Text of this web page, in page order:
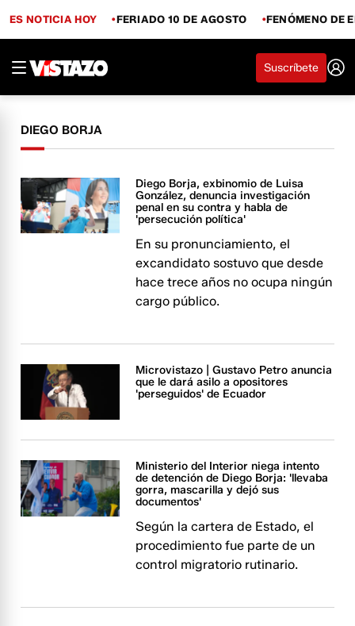
ES NOTICIA HOY FERIADO 10 DE AGOSTO FENÓMENO DE
Suscríbete
DIEGO BORJA
Diego Borja, exbinomio de Luisa
González, denuncia investigación
penal en su contra y habla de
'persecución política'
En su pronunciamiento, el
excandidato sostuvo que desde
hace trece años no ocupa ningún
cargo público.
Microvistazo | Gustavo Petro anuncia
que le dará asilo a opositores
'perseguidos' de Ecuador
Ministerio del Interior niega intento
de detención de Diego Borja: 'llevaba
gorra, mascarilla y dejó sus
documentos'
Según la cartera de Estado, el
procedimiento fue parte de un
control migratorio rutinario.